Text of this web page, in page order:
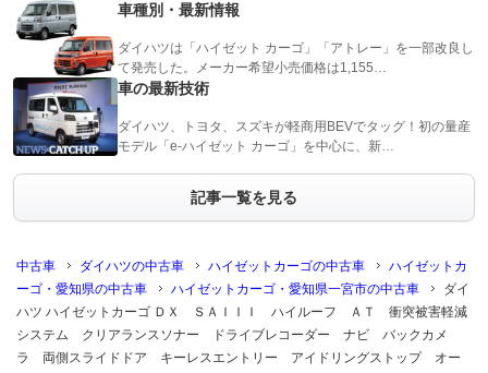
車種別・最新情報
ダイハツは「ハイゼット カーゴ」「アトレー」を一部改良し
て発売した。メーカー希望小売価格は1,155…
車の最新技術
ダイハツ、トヨタ、スズキが軽商用BEVでタッグ！初の量産
モデル「e-ハイゼット カーゴ」を中心に、新…
記事一覧を見る
中古車 ダイハツの中古車 ハイゼットカーゴの中古車
ハイゼットカ
ーゴ・愛知県の中古車
ハイゼットカーゴ・愛知県一宮市の中古車
ダイ
ハツ ハイゼットカーゴ ＤＸ ＳＡＩＩＩ ハイルーフ ＡＴ 衝突被害軽減
システム クリアランスソナー ドライブレコーダー ナビ バックカメ
ラ 両側スライドドア キーレスエントリー アイドリングストップ オー